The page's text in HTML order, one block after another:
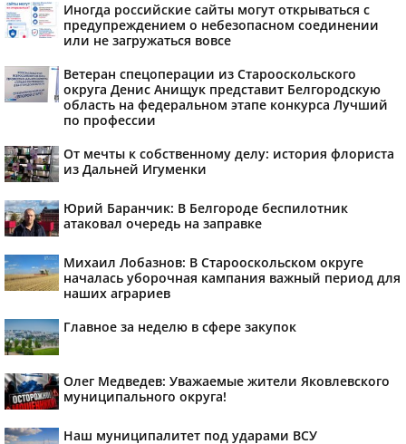
Иногда российские сайты могут открываться с
предупреждением о небезопасном соединении
или не загружаться вовсе
Ветеран спецоперации из Старооскольского
округа Денис Анищук представит Белгородскую
область на федеральном этапе конкурса Лучший
по профессии
От мечты к собственному делу: история флориста
из Дальней Игуменки
Юрий Баранчик: В Белгороде беспилотник
атаковал очередь на заправке
Михаил Лобазнов: В Старооскольском округе
началась уборочная кампания важный период для
наших аграриев
Главное за неделю в сфере закупок
Олег Медведев: Уважаемые жители Яковлевского
муниципального округа!
Наш муниципалитет под ударами ВСУ